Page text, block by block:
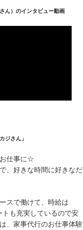
ん）のインタビュー動画
ジさん」
仕事に☆
、好きな時間に好きなだ
スで働けて、時給は
も充実しているので安
、家事代行のお仕事体験